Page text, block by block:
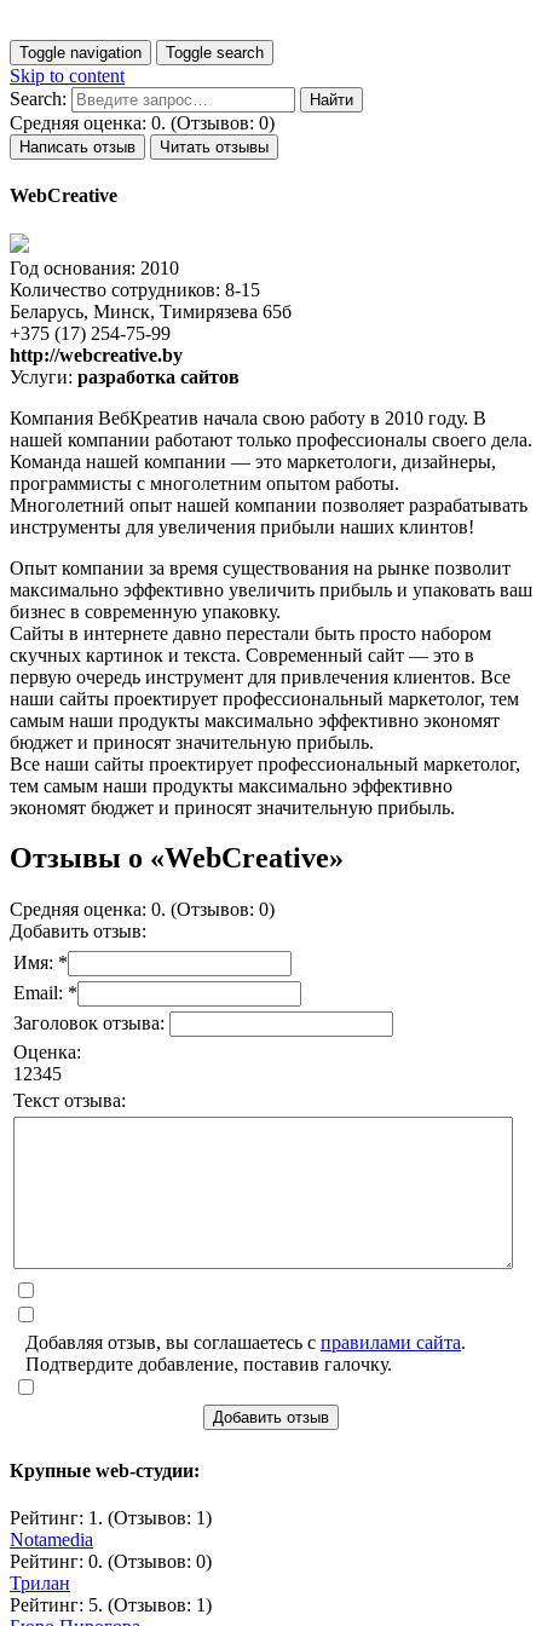
Toggle navigation Toggle search
Skip to content
Search:
Средняя оценка: 0. (Отзывов: 0)
Написать отзыв Читать отзывы
WebCreative
Год основания: 2010
Количество сотрудников: 8-15
Беларусь, Минск, Тимирязева 65б
+375 (17) 254-75-99
http://webcreative.by
Услуги: разработка сайтов
Компания ВебКреатив начала свою работу в 2010 году. В
нашей компании работают только профессионалы своего дела.
Команда нашей компании — это маркетологи, дизайнеры,
программисты с многолетним опытом работы.
Многолетний опыт нашей компании позволяет разрабатывать
инструменты для увеличения прибыли наших клинтов!
Опыт компании за время существования на рынке позволит
максимально эффективно увеличить прибыль и упаковать ваш
бизнес в современную упаковку.
Сайты в интернете давно перестали быть просто набором
скучных картинок и текста. Современный сайт — это в
первую очередь инструмент для привлечения клиентов. Все
наши сайты проектирует профессиональный маркетолог, тем
самым наши продукты максимально эффективно экономят
бюджет и приносят значительную прибыль.
Все наши сайты проектирует профессиональный маркетолог,
тем самым наши продукты максимально эффективно
экономят бюджет и приносят значительную прибыль.
Отзывы о «WebCreative»
Средняя оценка: 0. (Отзывов: 0)
Добавить отзыв:
Имя: *
Email: *
Заголовок отзыва:
Оценка:
1 2345
Текст отзыва:
Добавляя отзыв, вы соглашаетесь с правилами сайта.
Подтвердите добавление, поставив галочку.
Добавить отзыв
Крупные web-студии:
Рейтинг: 1. (Отзывов: 1)
Notamedia
Рейтинг: 0. (Отзывов: 0)
Трилан
Рейтинг: 5. (Отзывов: 1)